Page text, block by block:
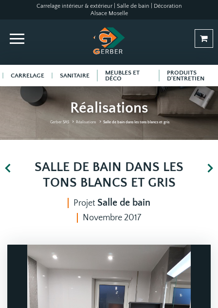
Carrelage intérieur & extérieur | Salle de bain | Décoration
Alsace Moselle
CARRELAGE SANITAIRE
MEUBLES ET
DÉCO
PRODUITS
D'ENTRETIEN
Réalisations
Gerber SAS Réalisations Salle de bain dans les tons blancs et gris
SALLE DE BAIN DANS LES
TONS BLANCS ET GRIS
Projet Salle de bain
Novembre 2017